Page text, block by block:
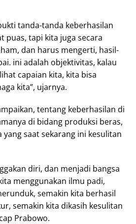
tanda-tanda keberhasilan
puas, tapi kita juga secara
dan harus mengerti, hasil-
ini adalah objektivitas, kalau
capaian kita, kita bisa
kita”, ujarnya.
tentang keberhasilan di
di bidang produksi beras,
yang saat sekarang ini kesulitan
diri, dan menjadi bangsa
menggunakan ilmu padi,
semakin kita berhasil
semakin kita dikasih kesulitan
Prabowo.